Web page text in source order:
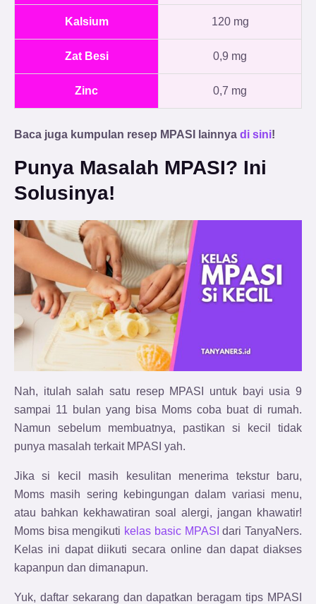
Kalsium 120 mg
Zat Besi 0,9 mg
Zinc 0,7 mg
Baca juga kumpulan resep MPASI lainnya di sini!
Punya Masalah MPASI? Ini
Solusinya!
Nah, itulah salah satu resep MPASI untuk bayi usia 9
sampai 11 bulan yang bisa Moms coba buat di rumah.
Namun sebelum membuatnya, pastikan si kecil tidak
punya masalah terkait MPASI yah.
Jika si kecil masih kesulitan menerima tekstur baru,
Moms masih sering kebingungan dalam variasi menu,
atau bahkan kekhawatiran soal alergi, jangan khawatir!
Moms bisa mengikuti kelas basic MPASI dari TanyaNers.
Kelas ini dapat diikuti secara online dan dapat diakses
kapanpun dan dimanapun.
Yuk, daftar sekarang dan dapatkan beragam tips MPASI